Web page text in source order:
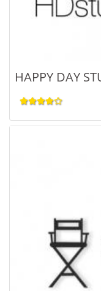
HAPPY DAY